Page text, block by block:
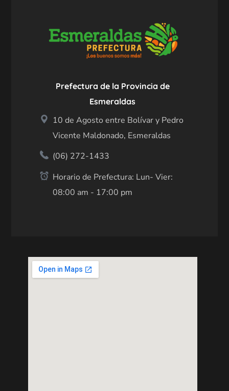
Prefectura de la Provincia de
Esmeraldas
10 de Agosto entre Bolívar y Pedro
Vicente Maldonado, Esmeraldas
(06) 272-1433
Horario de Prefectura: Lun- Vier:
08:00 am - 17:00 pm